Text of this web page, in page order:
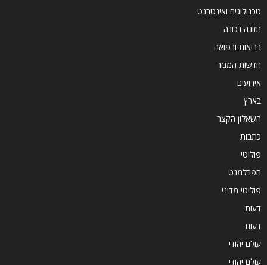
טכנולוגיה ואינטרנט
תזונה נכונה
בריאות ורפואה
חדשות המגזר
אירועים
בארץ
השאלון הקצר
כתבות
פוליטי
הפרלמנט
פוליטי מדיני
דעות
דעות
עולם יהודי
עולם יהודי